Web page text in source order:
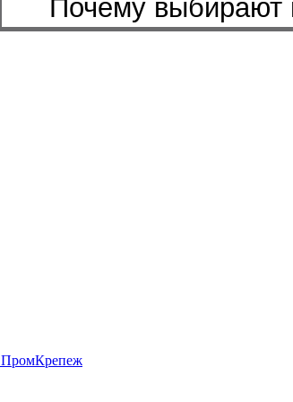
ПромКрепеж
Почему выбирают